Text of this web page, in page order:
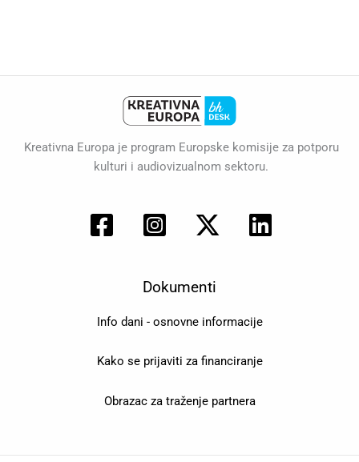
Kreativna Europa je program Europske komisije za potporu
kulturi i audiovizualnom sektoru.
Dokumenti
Info dani - osnovne informacije
Kako se prijaviti za financiranje
Obrazac za traženje partnera